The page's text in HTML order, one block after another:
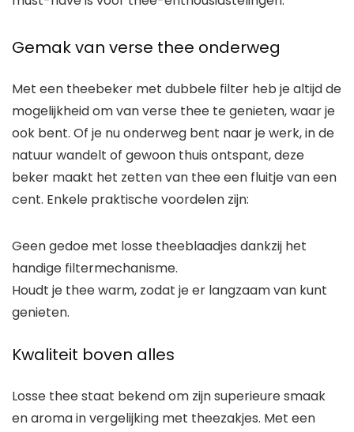
Gemak van verse thee onderweg
Met een theebeker met dubbele filter heb je altijd de
mogelijkheid om van verse thee te genieten, waar je
ook bent. Of je nu onderweg bent naar je werk, in de
natuur wandelt of gewoon thuis ontspant, deze
beker maakt het zetten van thee een fluitje van een
cent. Enkele praktische voordelen zijn:
Geen gedoe met losse theeblaadjes dankzij het
handige filtermechanisme.
Houdt je thee warm, zodat je er langzaam van kunt
genieten.
Kwaliteit boven alles
Losse thee staat bekend om zijn superieure smaak
en aroma in vergelijking met theezakjes. Met een